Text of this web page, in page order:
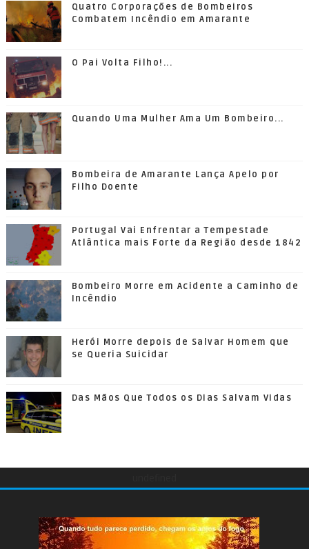
Quatro Corporações de Bombeiros
Combatem Incêndio em Amarante
O Pai Volta Filho!...
Quando Uma Mulher Ama Um Bombeiro...
Bombeira de Amarante Lança Apelo por
Filho Doente
Portugal Vai Enfrentar a Tempestade
Atlântica mais Forte da Região desde 1842
Bombeiro Morre em Acidente a Caminho de
Incêndio
Herói Morre depois de Salvar Homem que
se Queria Suicidar
Das Mãos Que Todos os Dias Salvam Vidas